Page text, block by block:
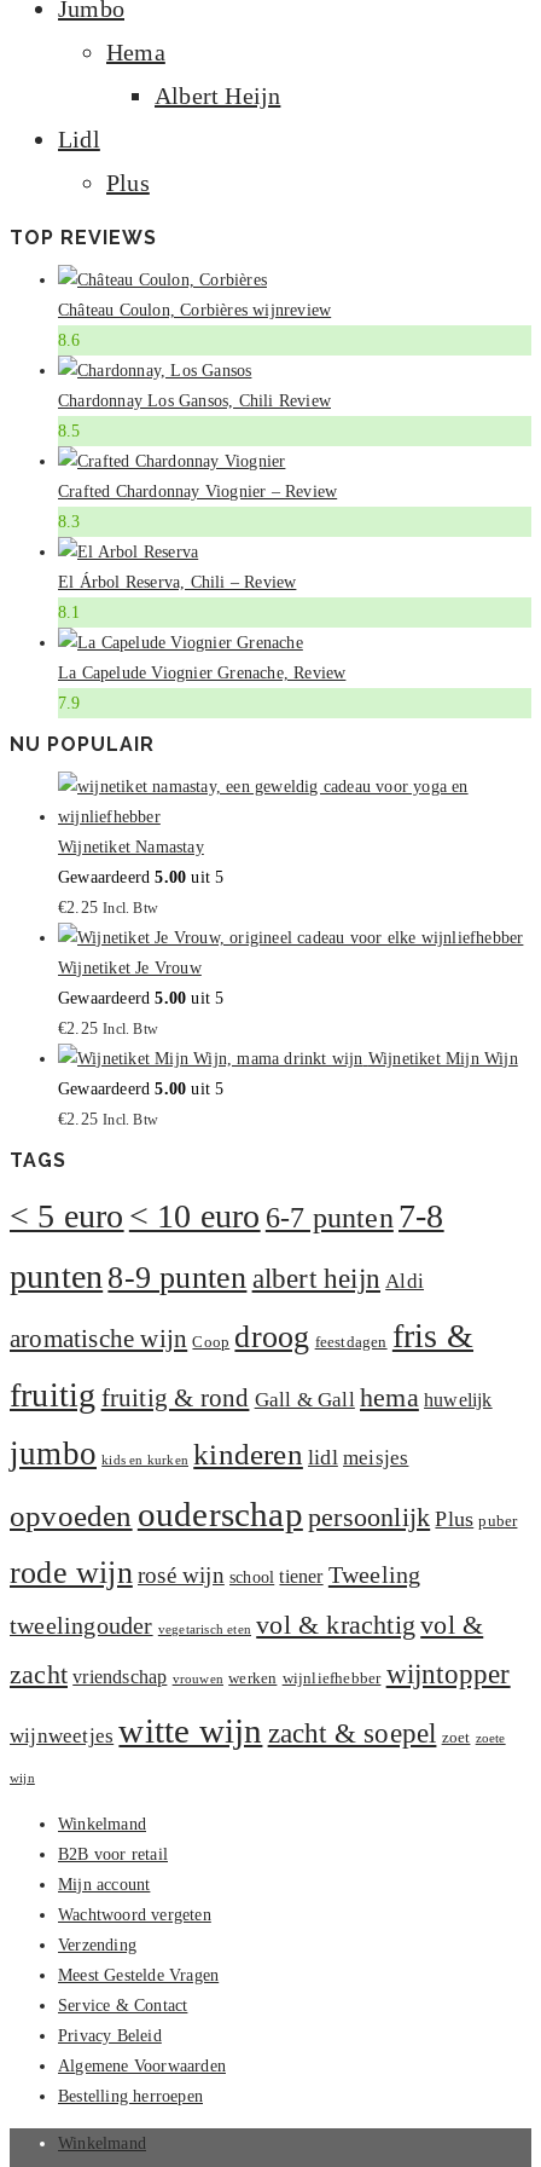
Jumbo
Hema
Albert Heijn
Lidl
Plus
TOP REVIEWS
Château Coulon, Corbières wijnreview
8.6
Chardonnay Los Gansos, Chili Review
8.5
Crafted Chardonnay Viognier – Review
8.3
El Árbol Reserva, Chili – Review
8.1
La Capelude Viognier Grenache, Review
7.9
NU POPULAIR
Wijnetiket Namastay
Gewaardeerd5.00 uit 5
€2.25 Incl. Btw
Wijnetiket Je Vrouw
Gewaardeerd5.00 uit 5
€2.25 Incl. Btw
Wijnetiket Mijn Wijn
Gewaardeerd5.00 uit 5
€2.25 Incl. Btw
TAGS
< 5 euro < 10 euro 6-7 punten7-8
punten8-9 puntenalbert heijn Aldi
aromatische wijn Coop droog feestdagen fris &
fruitig fruitig & rond Gall & Gall hema huwelijk
jumbo kids en kurken kinderen lidl meisjes
opvoeden ouderschap persoonlijk Plus puber
rode wijn rosé wijn school tiener Tweeling
tweelingouder vegetarisch eten vol & krachtig vol &
zacht vriendschap vrouwen werken wijnliefhebber wijntopper
wijnweetjes witte wijn zacht & soepel zoet zoete
wijn
Winkelmand
B2B voor retail
Mijn account
Wachtwoord vergeten
Verzending
Meest Gestelde Vragen
Service & Contact
Privacy Beleid
Algemene Voorwaarden
Bestelling herroepen
Winkelmand